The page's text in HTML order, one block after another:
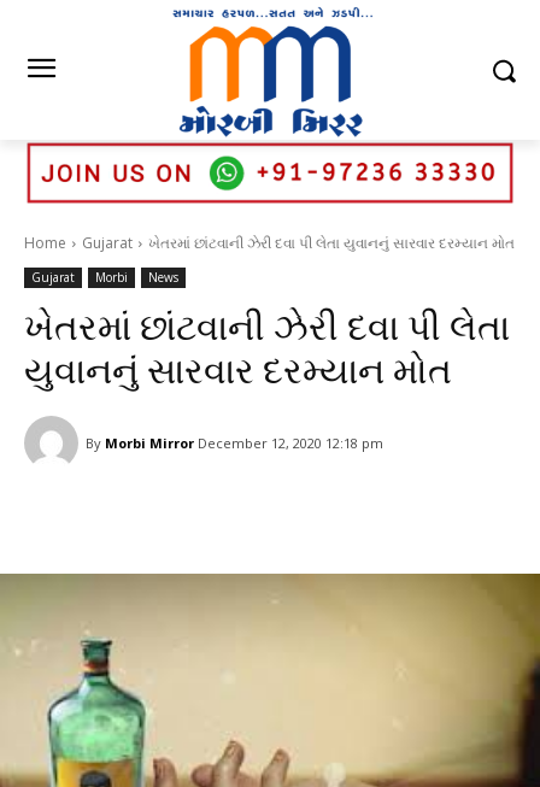
Home Gujarat ખેતરમાં છાંટવાની ઝેરી દવા પી લેતા યુવાનનું સારવાર દરમ્યાન મોત
Gujarat Morbi News
ખેતરમાં છાંટવાની ઝેરી દવા પી લેતા
યુવાનનું સારવાર દરમ્યાન મોત
By Morbi Mirror December 12, 2020 12:18 pm